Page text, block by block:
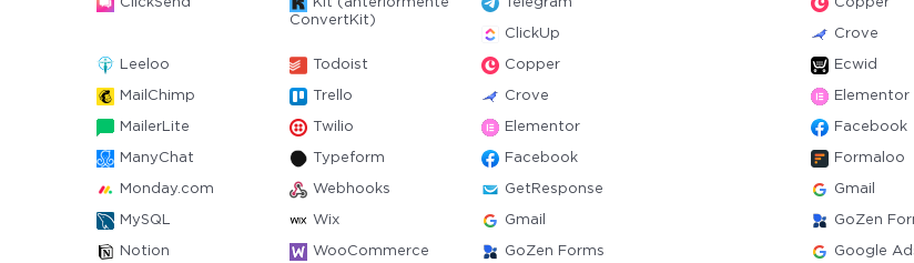
ClickSend
Kit (anteriormente
ConvertKit)
Telegram
ClickUp
Leeloo Todoist Copper
MailChimp Trello Crove
MailerLite Twilio Elementor
ManyChat Typeform Facebook
Monday.com Webhooks GetResponse
MySQL Wix Gmail
Notion WooCommerce GoZen Forms
Copper
Crove
Ecwid
Elementor
Facebook
Formaloo
Gmail
GoZen
Google